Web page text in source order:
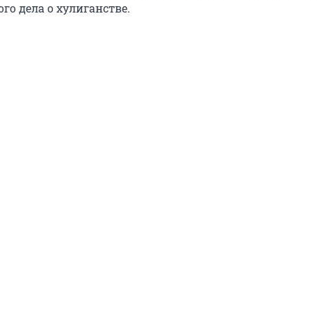
дела о хулиганстве.